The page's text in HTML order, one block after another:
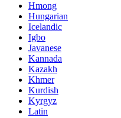
Hmong
Hungarian
Icelandic
Igbo
Javanese
Kannada
Kazakh
Khmer
Kurdish
Kyrgyz
Latin